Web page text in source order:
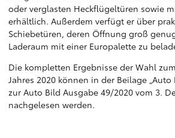
oder verglasten Heckflügeltüren sowie
erhältlich. Außerdem verfügt er über
Schiebetüren, deren Öffnung groß
Laderaum mit einer Europalette zu
Die kompletten Ergebnisse der Wahl
Jahres 2020 können in der Beilage „Auto
zur Auto Bild Ausgabe 49/2020 vom 3.
nachgelesen werden.